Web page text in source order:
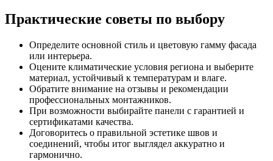
Практические советы по выбору
Определите основной стиль и цветовую гамму фасада
или интерьера.
Оцените климатические условия региона и выберите
материал, устойчивый к температурам и влаге.
Обратите внимание на отзывы и рекомендации
профессиональных монтажников.
При возможности выбирайте панели с гарантией и
сертификатами качества.
Договоритесь о правильной эстетике швов и
соединений, чтобы итог выглядел аккуратно и
гармонично.